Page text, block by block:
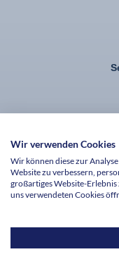
Die v. Bodelschwinghschen
kirchlicher und als besonders
nach dem Freistellungsbescheid
von der Körperschaftsteuer
Wir verwenden Cookies
Wir können diese zur
Website zu verbessern,
großartiges Website-
uns verwendeten Cookies